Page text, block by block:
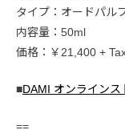
タイプ：オードパル
内容量：50ml
価格：￥21,400 +
■DAMI オンラインス
==